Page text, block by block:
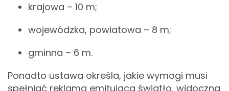
krajowa – 10 m;
wojewódzka, powiatowa – 8 m;
gminna – 6 m.
Ponadto ustawa określa, jakie wymogi musi
spełniać reklama emitująca światło, widoczna